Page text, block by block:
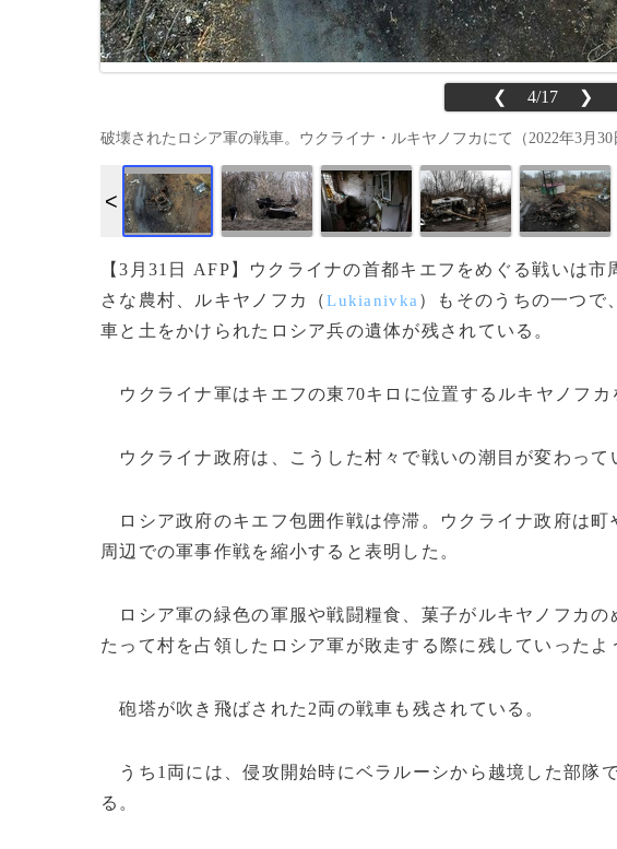
❮ 4/17 ❯
破壊されたロシア軍の戦車。ウクライナ・ルキヤノフカにて（2022年3月
【3月31日 AFP】ウクライナの首都キエフをめぐる戦いは
さな農村、ルキヤノフカ（Lukianivka ）もそのうちの一つで
車と土をかけられたロシア兵の遺体が残されている。
ウクライナ軍はキエフの東70キロに位置するルキヤノフカ
ウクライナ政府は、こうした村々で戦いの潮目が変わって
ロシア政府のキエフ包囲作戦は停滞。ウクライナ政府は町
周辺での軍事作戦を縮小すると表明した。
ロシア軍の緑色の軍服や戦闘糧食、菓子がルキヤノフカ
たって村を占領したロシア軍が敗走する際に残していったよ
砲塔が吹き飛ばされた2両の戦車も残されている。
うち1両には、侵攻開始時にベラルーシから越境した部隊
る。